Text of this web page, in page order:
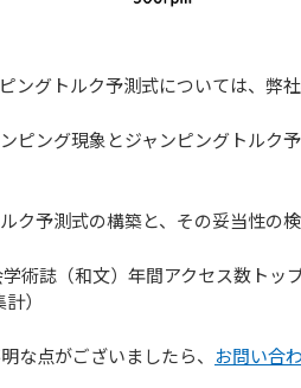
ングトルク予測式については、弊
ピング現象とジャンピングトルク
ク予測式の構築と、その妥当性の検
術誌（和文）年間アクセス数トッ
）
な点がございましたら、 お問い合